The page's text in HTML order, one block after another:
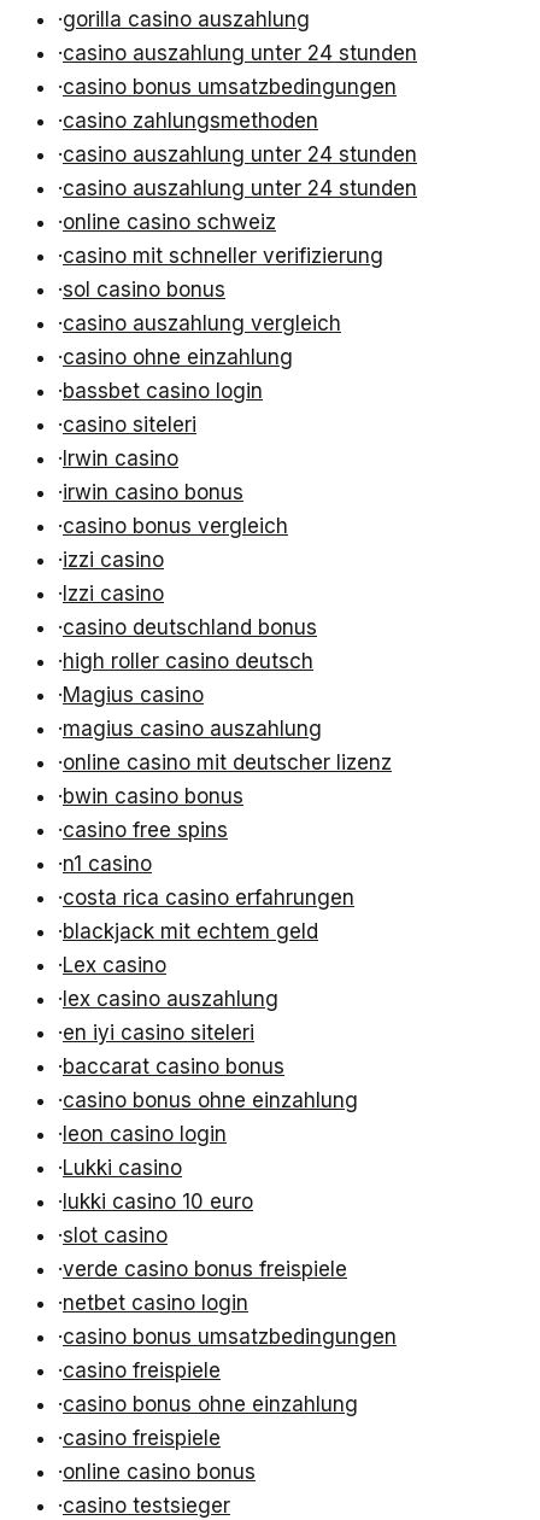
·gorilla casino auszahlung
·casino auszahlung unter 24 stunden
·casino bonus umsatzbedingungen
·casino zahlungsmethoden
·casino auszahlung unter 24 stunden
·casino auszahlung unter 24 stunden
·online casino schweiz
·casino mit schneller verifizierung
·sol casino bonus
·casino auszahlung vergleich
·casino ohne einzahlung
·bassbet casino login
·casino siteleri
· Irwin casino
·irwin casino bonus
·casino bonus vergleich
·izzi casino
· Izzi casino
·casino deutschland bonus
·high roller casino deutsch
·Magius casino
·magius casino auszahlung
·online casino mit deutscher lizenz
·bwin casino bonus
·casino free spins
·n1 casino
·costa rica casino erfahrungen
·blackjack mit echtem geld
·Lex casino
· lex casino auszahlung
·en iyi casino siteleri
·baccarat casino bonus
·casino bonus ohne einzahlung
· leon casino login
·Lukki casino
· lukki casino 10 euro
·slot casino
·verde casino bonus freispiele
·netbet casino login
·casino bonus umsatzbedingungen
·casino freispiele
·casino bonus ohne einzahlung
·casino freispiele
·online casino bonus
·casino testsieger